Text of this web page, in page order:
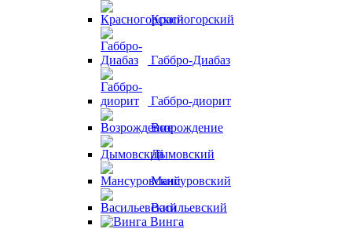
Красногорский
Габбро-Диабаз
Габбро-диорит
Возрождение
Дымовский
Мансуровский
Васильевский
Винга